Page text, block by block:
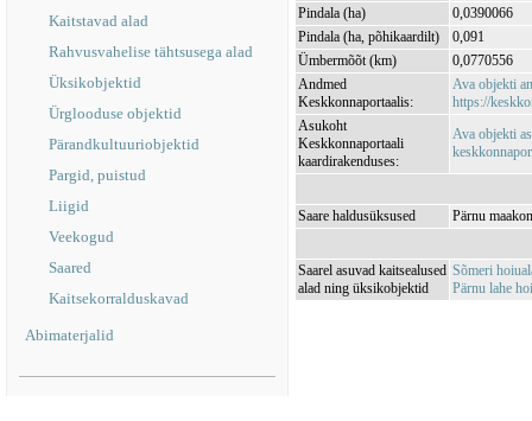
Kaitstavad alad
Rahvusvahelise tähtsusega alad
Üksikobjektid
Ürglooduse objektid
Pärandkultuuriobjektid
Pargid, puistud
Liigid
Veekogud
Saared
Kaitsekorralduskavad
Abimaterjalid
Pindala (ha)
0,0390066
Pindala (ha, põhikaardilt)
0,091
Ümbermõõt (km)
0,0770556
Andmed
Keskkonnaportaalis:
Ava objekti
https://
Asukoht
Keskkonnaportaali
kaardirakenduses:
Ava objekti
Saare haldusüksused Pärnu
Saarel asuvad kaitsealused
alad ning üksikobjektid
Sõmeri
Pärnu lahe